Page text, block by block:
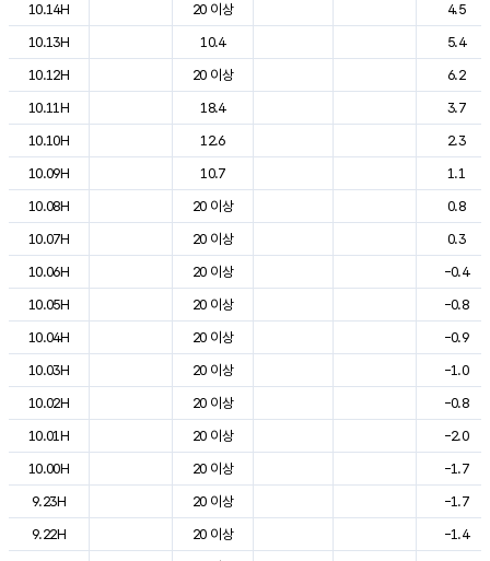
10.14H
20 이상
4.5
10.13H
10.4
5.4
10.12H
20 이상
6.2
10.11H
18.4
3.7
10.10H
12.6
2.3
10.09H
10.7
1.1
10.08H
20 이상
0.8
10.07H
20 이상
0.3
10.06H
20 이상
-0.4
10.05H
20 이상
-0.8
10.04H
20 이상
-0.9
10.03H
20 이상
-1.0
10.02H
20 이상
-0.8
10.01H
20 이상
-2.0
10.00H
20 이상
-1.7
9.23H
20 이상
-1.7
9.22H
20 이상
-1.4